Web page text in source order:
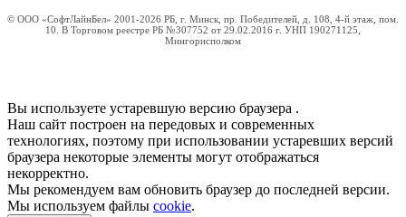
© ООО «СофтЛайнБел» 2001-2026 РБ, г. Минск, пр. Победителей, д. 108, 4-й этаж, пом.
10. В Торговом реестре РБ №307752 от 29.02.2016 г. УНП 190271125,
Мингорисполком
Вы используете устаревшую версию браузера .
Наш сайт построен на передовых и современных
технологиях, поэтому при использовании устаревших версий
браузера некоторые элементы могут отображаться
некорректно.
Мы рекомендуем вам обновить браузер до последней версии.
Мы используем файлы cookie.